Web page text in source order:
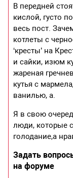
В передней
кислой, густо
весь пост.
котлеты с
‘кресты’ на
и сайки, изюм
жареная
кутья с
ванилью, а.
Я в свою
люди, которые
голодание,а
Задать
на форуме